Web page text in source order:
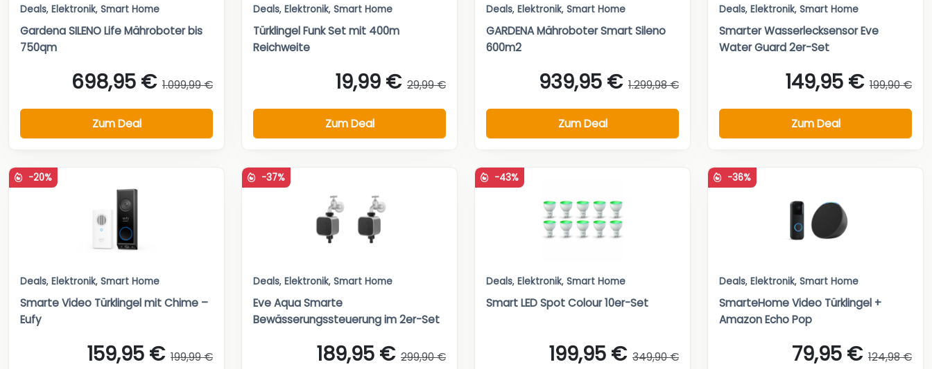
Deals, Elektronik, Smart Home
Gardena SILENO Life Mähroboter bis
750qm
698,95 € 1.099,99 €
Zum Deal
Deals, Elektronik, Smart Home
Türklingel Funk Set mit 400m
Reichweite
19,99 € 29,99 €
Zum Deal
Deals, Elektronik, Smart Home
GARDENA Mähroboter Smart Sileno
600m2
939,95 € 1.299,98 €
Zum Deal
Deals, Elektronik, Smart Home
Smarter Wasserlecksensor Eve
Water Guard 2er-Set
149,95 € 199,90 €
Zum Deal
-20%
Deals, Elektronik, Smart Home
Smarte Video Türklingel mit Chime –
Eufy
159,95 € 199,99 €
-37%
Deals, Elektronik, Smart Home
Eve Aqua Smarte
Bewässerungssteuerung im 2er-Set
189,95 € 299,90 €
-43%
Deals, Elektronik, Smart Home
Smart LED Spot Colour 10er-Set
199,95 € 349,90 €
-36%
Deals, Elektronik, Smart Home
SmarteHome Video Türklingel +
Amazon Echo Pop
79,95 € 124,98 €